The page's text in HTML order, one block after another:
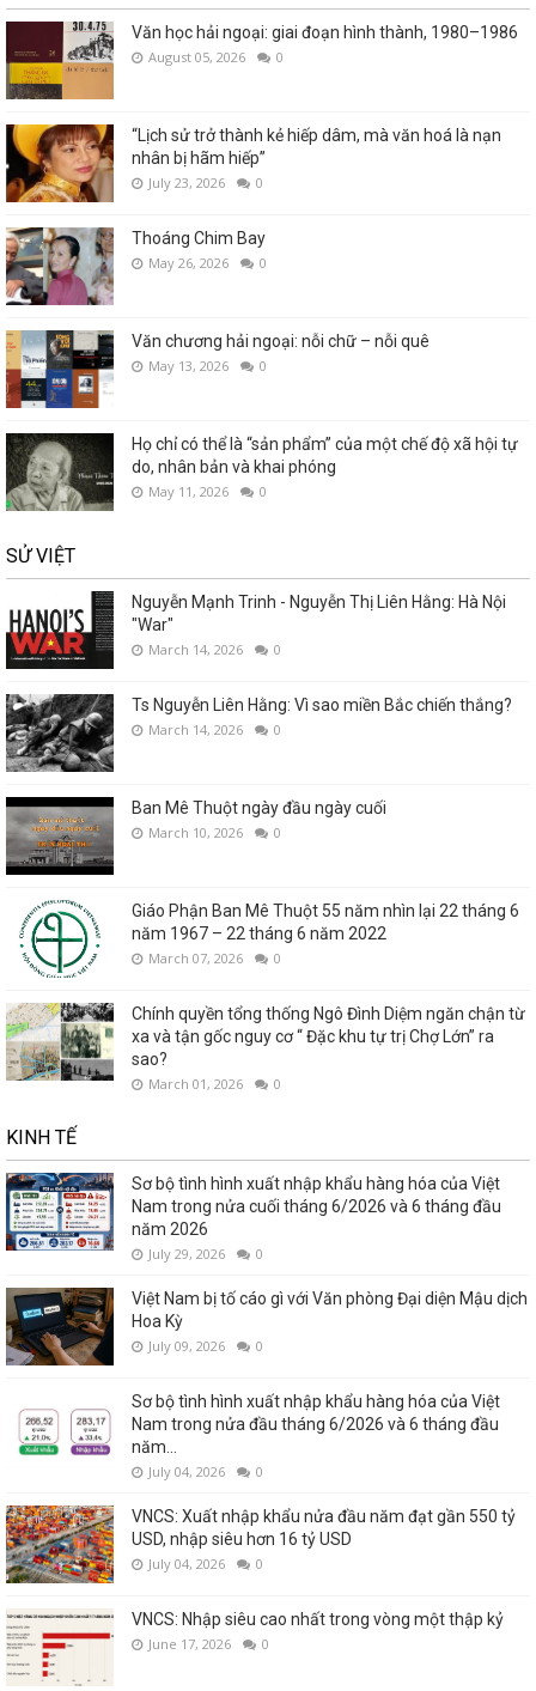
Văn học hải ngoại: giai đoạn hình thành, 1980–1986
August 05, 2026 0
“Lịch sử trở thành kẻ hiếp dâm, mà văn hoá là nạn
nhân bị hãm hiếp”
July 23, 2026 0
Thoáng Chim Bay
May 26, 2026 0
Văn chương hải ngoại: nỗi chữ – nỗi quê
May 13, 2026 0
Họ chỉ có thể là “sản phẩm” của một chế độ xã hội tự
do, nhân bản và khai phóng
May 11, 2026 0
SỬ VIỆT
Nguyễn Mạnh Trinh - Nguyễn Thị Liên Hằng: Hà Nội
"War"
March 14, 2026 0
Ts Nguyễn Liên Hằng: Vì sao miền Bắc chiến thắng?
March 14, 2026 0
Ban Mê Thuột ngày đầu ngày cuối
March 10, 2026 0
Giáo Phận Ban Mê Thuột 55 năm nhìn lại 22 tháng 6
năm 1967 – 22 tháng 6 năm 2022
March 07, 2026 0
Chính quyền tổng thống Ngô Đình Diệm ngăn chận từ
xa và tận gốc nguy cơ “ Đặc khu tự trị Chợ Lớn” ra
sao?
March 01, 2026 0
KINH TẾ
Sơ bộ tình hình xuất nhập khẩu hàng hóa của Việt
Nam trong nửa cuối tháng 6/2026 và 6 tháng đầu
năm 2026
July 29, 2026 0
Việt Nam bị tố cáo gì với Văn phòng Đại diện Mậu dịch
Hoa Kỳ
July 09, 2026 0
Sơ bộ tình hình xuất nhập khẩu hàng hóa của Việt
Nam trong nửa đầu tháng 6/2026 và 6 tháng đầu
năm...
July 04, 2026 0
VNCS: Xuất nhập khẩu nửa đầu năm đạt gần 550 tỷ
USD, nhập siêu hơn 16 tỷ USD
July 04, 2026 0
VNCS: Nhập siêu cao nhất trong vòng một thập kỷ
June 17, 2026 0